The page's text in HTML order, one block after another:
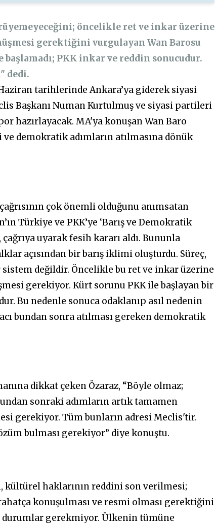
öncelikle ret ve inkar üzerine
gerektiğini vurgulayan Wan Barosu
PKK inkar ve reddin sonucudur.
dedi.
Haziran tarihlerinde Ankara’ya giderek siyasi
Başkanı Numan Kurtulmuş ve siyasi partileri
hazırlayacak. MA'ya konuşan Wan Baro
demokratik adımların atılmasına dönük
çok önemli olduğunu anımsatan
Türkiye ve PKK’ye ‘Barış ve Demokratik
uyarak fesih kararı aldı. Bununla
açısından bir barış iklimi oluşturdu. Süreç,
değildir. Öncelikle bu ret ve inkar üzerine
gerekiyor. Kürt sorunu PKK ile başlayan bir
Bu nedenle sonuca odaklanıp asıl nedenin
bundan sonra atılması gereken demokratik
dikkat çeken Özaraz, “Böyle olmaz;
sonraki adımların artık tamamen
gerekiyor. Tüm bunların adresi Meclis'tir.
bulması gerekiyor” diye konuştu.
kültürel haklarının reddini son verilmesi;
konuşulması ve resmi olması gerektiğini
durumlar gerekmiyor. Ülkenin tümüne